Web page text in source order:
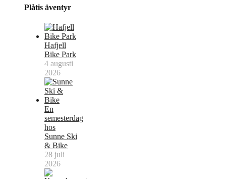
Plåtis äventyr
Hafjell
Bike Park
4 augusti
2026
En
semesterdag
hos
Sunne Ski
& Bike
28 juli
2026